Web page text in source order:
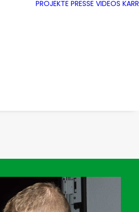
PROJEKTE PRESSE VIDEOS